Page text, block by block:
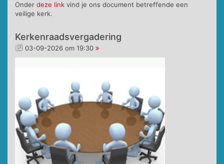
Onder deze link vind je ons document betreffende een
veilige kerk.
Kerkenraadsvergadering
03-09-2026 om 19:30